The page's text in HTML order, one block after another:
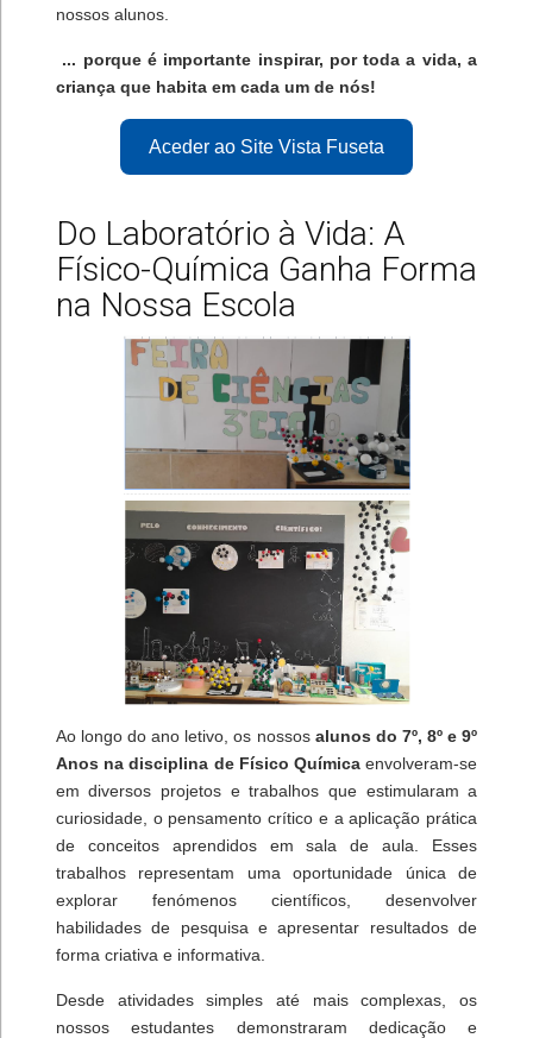
nossos alunos.
... porque é importante inspirar, por toda a vida, a
criança que habita em cada um de nós!
Aceder ao Site Vista Fuseta
Do Laboratório à Vida: A
Físico-Química Ganha Forma
na Nossa Escola
Ao longo do ano letivo, os nossos alunos do 7º, 8º e 9º
Anos na disciplina de Físico Químicaenvolveram-se
em diversos projetos e trabalhos que estimularam a
curiosidade, o pensamento crítico e a aplicação prática
de conceitos aprendidos em sala de aula. Esses
trabalhos representam uma oportunidade única de
explorar fenómenos científicos, desenvolver
habilidades de pesquisa e apresentar resultados de
forma criativa e informativa.
Desde atividades simples até mais complexas, os
nossos estudantes demonstraram dedicação e